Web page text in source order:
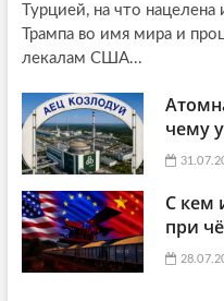
Турцией, на что
Трампа во имя мира и
лекалам США...
чему
С кем
при